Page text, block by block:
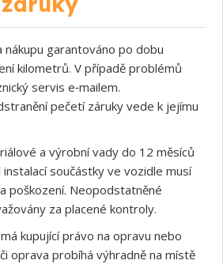
garantováno po dobu
kilometrů. V případě problémů
servis e‑mailem.
pečetí záruky vede k jejímu
a výrobní vady do 12 měsíců
součástky ve vozidle musí
poškození. Neopodstatněné
za placené kontroly.
kupující právo na opravu nebo
oprava probíhá výhradně na místě